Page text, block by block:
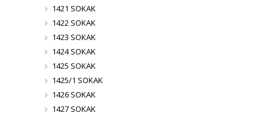
1421 SOKAK
1422 SOKAK
1423 SOKAK
1424 SOKAK
1425 SOKAK
1425/1 SOKAK
1426 SOKAK
1427 SOKAK